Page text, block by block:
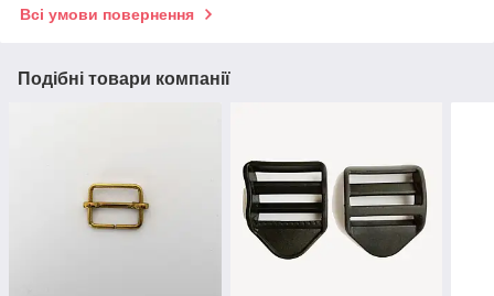
Всі умови повернення
Подібні товари компанії